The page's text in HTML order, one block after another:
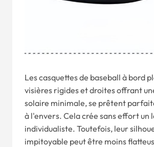
Les casquettes de baseball à bord
visières rigides et droites offrant
solaire minimale, se prêtent
à l'envers. Cela crée sans effort un
individualiste. Toutefois, leur
impitoyable peut être moins